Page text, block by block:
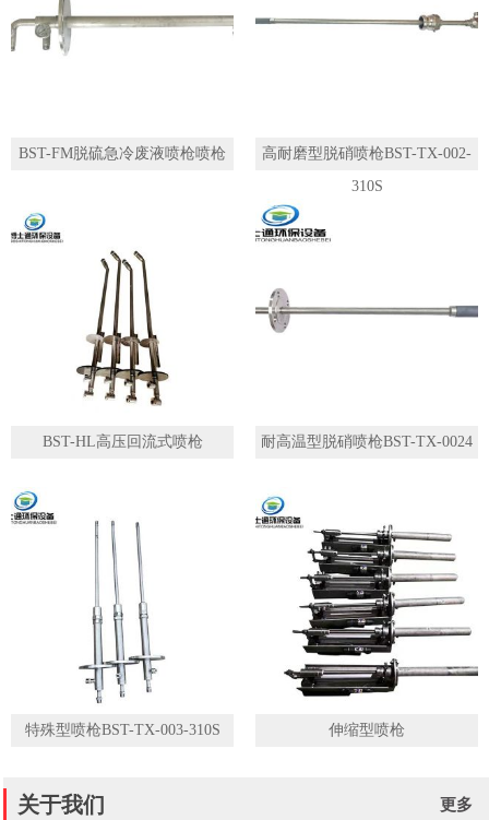
BST-FM脱硫急冷废液喷枪喷枪
高耐磨型脱硝喷枪BST-TX-002-
310S
BST-HL高压回流式喷枪 耐高温型脱硝喷枪BST-TX-0024
特殊型喷枪BST-TX-003-310S 伸缩型喷枪
关于我们 更多